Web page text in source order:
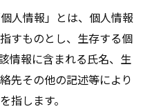
人情報」とは、個人情報
すものとし、生存する個
情報に含まれる氏名、生
先その他の記述等により
指します。